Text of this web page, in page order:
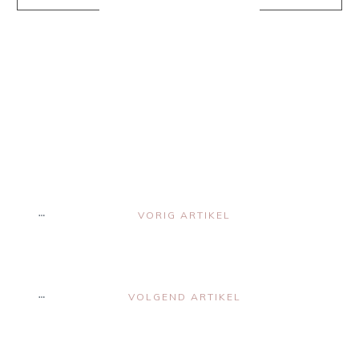
VORIG ARTIKEL
VOLGEND ARTIKEL